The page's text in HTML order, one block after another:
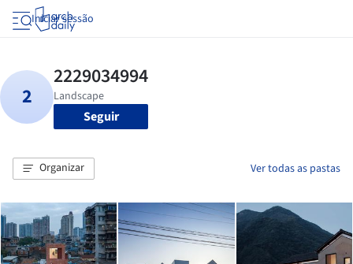
Iniciar sessão
Seguir
Organizar Ver todas as pastas